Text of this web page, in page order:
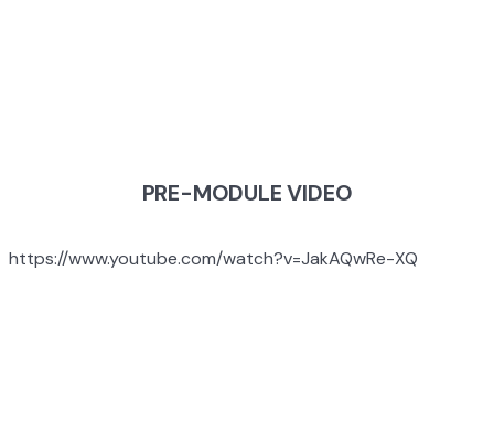
PRE-MODULE VIDEO
https://www.youtube.com/watch?v=JakAQwRe-XQ